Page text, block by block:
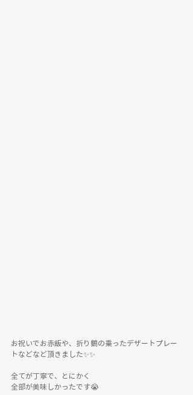
お祝いでお赤飯や、折り鶴の乗ったデザートプレー
トなどなど頂きました✨✨
全てが丁寧で、とにかく
全部が美味しかったです😭